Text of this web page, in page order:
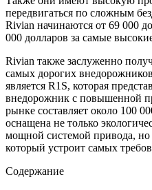
передвигаться по сложным
Rivian начинаются от 69 000
000 долларов за самые
Rivian также заслуженно
самых дорогих
является R1S, которая
внедорожник с повышенной
рынке составляет около 100
оснащена не только
мощной системой привода,
который устроит самых
Содержание